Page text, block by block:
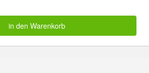
in den Warenkorb